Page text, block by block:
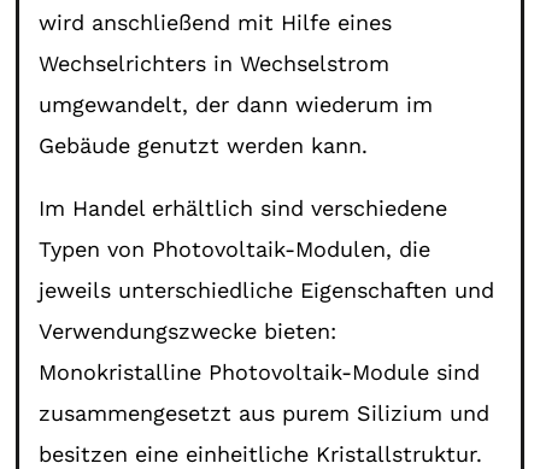
wird anschließend mit Hilfe eines
Wechselrichters in Wechselstrom
umgewandelt, der dann wiederum im
Gebäude genutzt werden kann.
Im Handel erhältlich sind verschiedene
Typen von Photovoltaik-Modulen, die
jeweils unterschiedliche Eigenschaften und
Verwendungszwecke bieten:
Monokristalline Photovoltaik-Module sind
zusammengesetzt aus purem Silizium und
besitzen eine einheitliche Kristallstruktur.